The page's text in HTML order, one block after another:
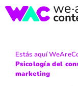
Estás aquí
Psicología del
marketing